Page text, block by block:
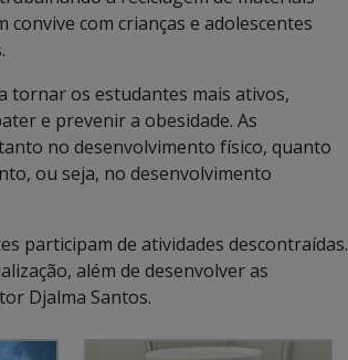
convive com crianças e adolescentes
tornar os estudantes mais ativos,
e prevenir a obesidade. As
no desenvolvimento físico, quanto
ou seja, no desenvolvimento
participam de atividades descontraídas.
além de desenvolver as
Djalma Santos.